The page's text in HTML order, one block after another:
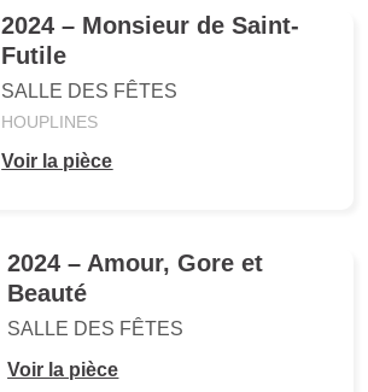
2024 – Monsieur de Saint-
Futile
SALLE DES FÊTES
HOUPLINES
Voir la pièce
2024 – Amour, Gore et
Beauté
SALLE DES FÊTES
Voir la pièce